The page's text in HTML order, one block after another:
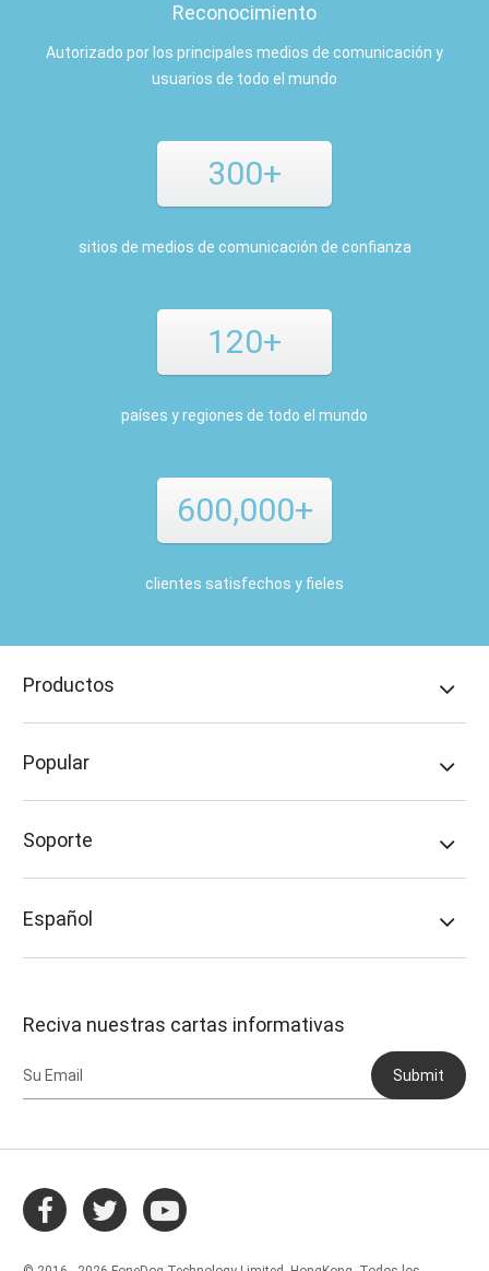
Reconocimiento
Autorizado por los principales medios de comunicación y
usuarios de todo el mundo
300+
sitios de medios de comunicación de confianza
120+
países y regiones de todo el mundo
600,000+
clientes satisfechos y fieles
Productos
Popular
Soporte
Español
Reciva nuestras cartas informativas
Submit